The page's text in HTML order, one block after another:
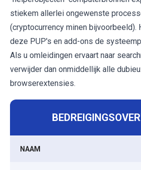
stiekem allerlei ongewenste
(cryptocurrency minen bijvoorbeeld).
deze PUP's en add-ons de
Als u omleidingen ervaart naar
verwijder dan onmiddellijk alle
browserextensies.
NAAM